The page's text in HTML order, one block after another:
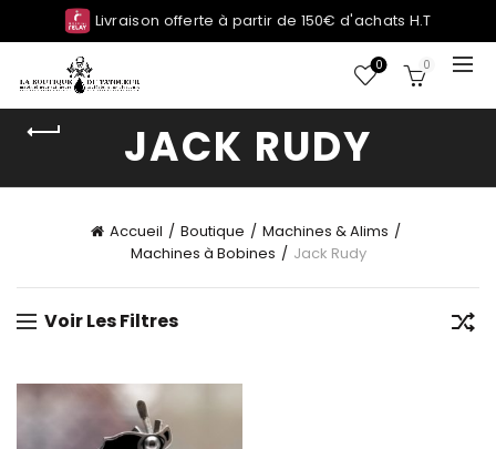
Livraison offerte à partir de 150€ d'achats H.T
0 0
JACK RUDY
Accueil Boutique
Machines & Alims
Machines à Bobines
Jack Rudy
Voir Les Filtres